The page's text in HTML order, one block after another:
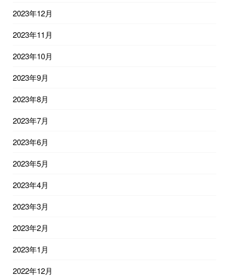
2023年12月
2023年11月
2023年10月
2023年9月
2023年8月
2023年7月
2023年6月
2023年5月
2023年4月
2023年3月
2023年2月
2023年1月
2022年12月